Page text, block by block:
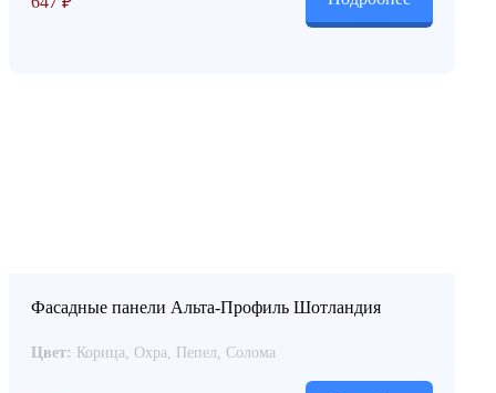
Фасадные панели Альта-Профиль Шотландия
Цвет: Корица, Охра, Пепел, Солома